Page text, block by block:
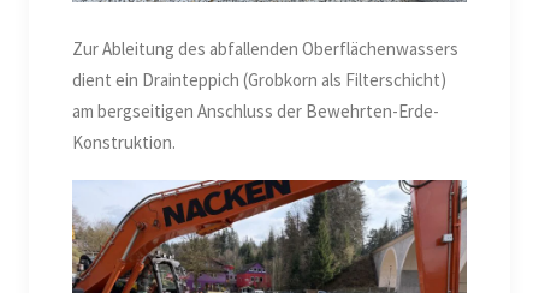
Zur Ableitung des abfallenden Oberflächenwassers
dient ein Drainteppich (Grobkorn als Filterschicht)
am bergseitigen Anschluss der Bewehrten-Erde-
Konstruktion.